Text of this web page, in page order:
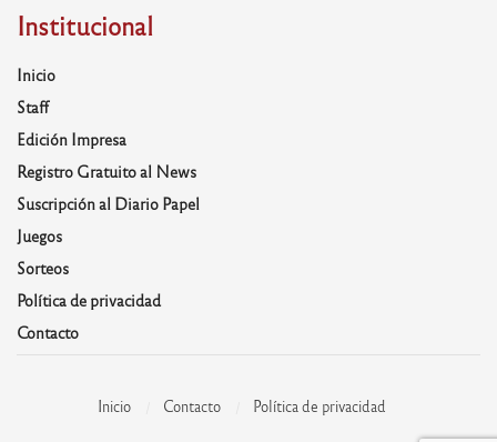
Institucional
Inicio
Staff
Edición Impresa
Registro Gratuito al News
Suscripción al Diario Papel
Juegos
Sorteos
Política de privacidad
Contacto
Inicio Contacto Política de privacidad